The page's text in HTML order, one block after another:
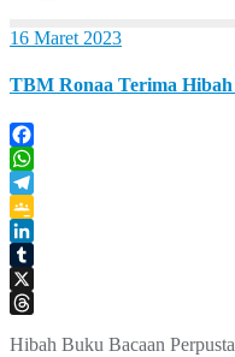
16 Maret 2023
TBM Ronaa Terima
Facebook
WhatsApp
Telegram
Google
Classroom
LinkedIn
Tumblr
X
Hibah Buku Bacaan